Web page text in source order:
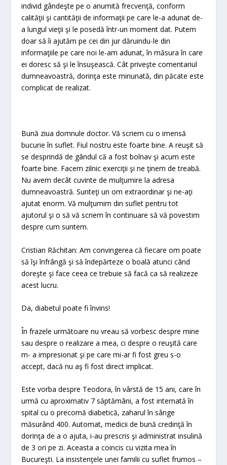
individ gândeşte pe o anumită frecvenţă, conform
calităţii şi cantităţii de informaţii pe care le-a adunat de-
a lungul vieţii şi le posedă într-un moment dat. Putem
doar să îi ajutăm pe cei din jur dăruindu-le din
informaţiile pe care noi le-am adunat, în măsura în care
ei doresc să şi le însuşească. Cât priveşte comentariul
dumneavoastră, dorinţa este minunată, din păcate este
complicat de realizat.
Bună ziua domnule doctor. Vă scriem cu o imensă
bucurie în suflet. Fiul nostru este foarte bine. A reuşit să
se desprindă de gândul că a fost bolnav şi acum este
foarte bine. Facem zilnic exerciţii şi ne ţinem de treabă.
Nu avem decât cuvinte de mulţumire la adresa
dumneavoastră. Sunteţi un om extraordinar şi ne-aţi
ajutat enorm. Vă mulţumim din suflet pentru tot
ajutorul şi o să vă scriem în continuare să vă povestim
despre cum suntem.
Cristian Răchitan: Am convingerea că fiecare om poate
să îşi înfrângă şi să îndepărteze o boală atunci când
doreşte şi face ceea ce trebuie să facă ca să realizeze
acest lucru.
Da, diabetul poate fi învins!
În frazele următoare nu vreau să vorbesc despre mine
sau despre o realizare a mea, ci despre o reuşită care
m- a impresionat şi pe care mi-ar fi fost greu s-o
accept, dacă nu aş fi fost direct implicat.
Este vorba despre Teodora, în vârstă de 15 ani, care în
urmă cu aproximativ 7 săptămâni, a fost internată în
spital cu o precomă diabetică, zaharul în sânge
măsurând 400. Automat, medicii de bună credinţă în
dorinţa de a o ajuta, i-au prescris şi administrat insulină
de 3 ori pe zi. Aceasta a coincis cu vizita mea în
Bucureşti. La insistenţele unei familii cu suflet frumos –